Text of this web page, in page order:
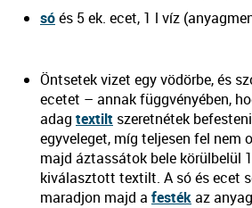
sóés 5 ek. ecet, 1 l víz
Öntsetek vizet egy vödörbe, és
ecetet – annak függvényében,
adag textilt szeretnétek
egyveleget, míg teljesen fel nem
majd áztassátok bele körülbelül
kiválasztott textilt. A só és ecet
maradjon majd a festékaz